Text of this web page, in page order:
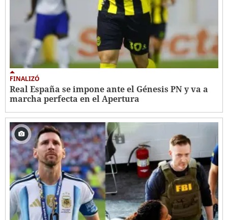
FINALIZÓ
Real España se impone ante el Génesis PN y va a
marcha perfecta en el Apertura